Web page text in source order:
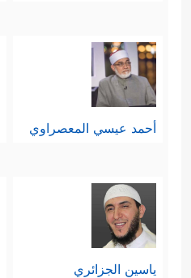
أحمد عيسي المعصراوي
ياسين الجزائري